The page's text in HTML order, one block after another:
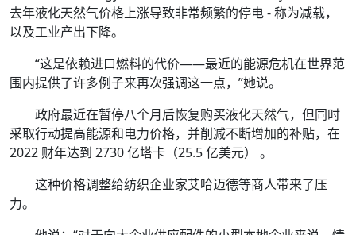
去年液化天然气价格上涨导致非常频繁的停电 - 称为减载，
以及工业产出下降。
“这是依赖进口燃料的代价——最近的能源危机在世界范
围内提供了许多例子来再次强调这一点，”她说。
政府最近在暂停八个月后恢复购买液化天然气，但同时
采取行动提高能源和电力价格，并削减不断增加的补贴，在
2022 财年达到 2730 亿塔卡（25.5 亿美元） 。
这种价格调整给纺织企业家艾哈迈德等商人带来了压
力。